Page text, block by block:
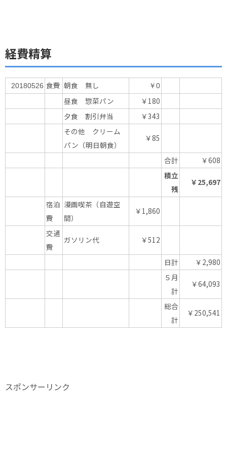
経費精算
20180526 食費 朝食 無し ￥0
昼食 惣菜パン
￥180
夕食 割引弁当
￥343
その他 クリーム
パン（明日朝食）
￥85
合計
￥608
積立
残
￥25,697
宿泊
費
漫画喫茶（自遊空
間）
￥1,860
交通
費
ガソリン代 ￥512
日計
￥2,980
５月
計
￥64,093
総合
計
￥250,541
スポンサーリンク